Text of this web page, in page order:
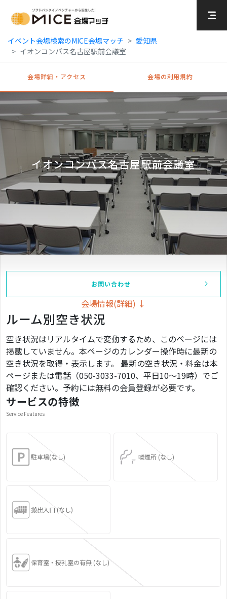
イベント会場検索のMICE会場マッチ
愛知県
イオンコンパス名古屋駅前会議室
会場詳細・アクセス 会場の利用規約
イオンコンパス名古屋駅前会議室
お問い合わせ
会場情報(詳細) ↓
ルーム別空き状況
空き状況はリアルタイムで変動するため、このページには
掲載していません。本ページのカレンダー操作時に最新の
空き状況を取得・表示します。 最新の空き状況・料金は本
ページまたは電話（050-3033-7010、平日10〜19時）でご
確認ください。予約には無料の会員登録が必要です。
サービスの特徴
Service Features
駐車場(なし) 喫煙所 (なし)
搬出入口 (なし)
保育室・授乳室の有無 (なし)